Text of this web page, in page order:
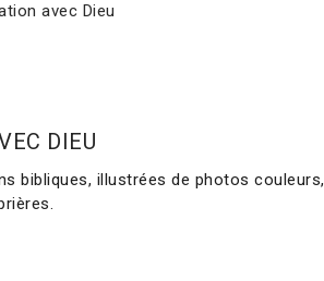
avec Dieu
DIEU
bibliques, illustrées de photos couleurs,